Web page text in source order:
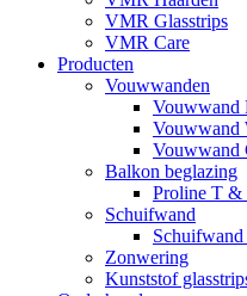
VMR Glasstrips
VMR Care
Producten
Vouwwanden
Vouwwand
Vouwwand
Vouwwand
Balkon beglazing
Proline T &
Schuifwand
Zonwering
Kunststof